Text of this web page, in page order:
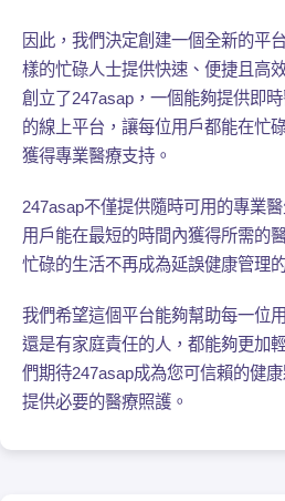
因此，我們決定創建一個全新的平
樣的忙碌人士提供快速、便捷且高
創立了247asap，一個能夠提供即
的線上平台，讓每位用戶都能在忙
獲得專業醫療支持。
247asap不僅提供隨時可用的專業
用戶能在最短的時間內獲得所需的
忙碌的生活不再成為延誤健康管理
我們希望這個平台能夠幫助每一位
還是有家庭責任的人，都能夠更加
們期待247asap成為您可信賴的健
提供必要的醫療照護。